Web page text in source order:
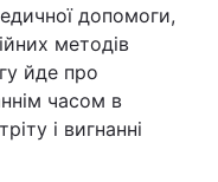
допомоги,
методів
йде про
часом в
і вигнанні